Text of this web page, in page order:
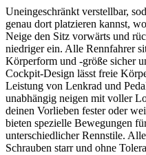
Uneingeschränkt verstellbar,
genau dort platzieren kannst,
Neige den Sitz vorwärts und
niedriger ein. Alle Rennfahrer
Körperform und -größe sicher
Cockpit-Design lässt freie
Leistung von Lenkrad und
unabhängig neigen mit voller
deinen Vorlieben fester oder
bieten spezielle Bewegungen
unterschiedlicher Rennstile.
Schrauben starr und ohne